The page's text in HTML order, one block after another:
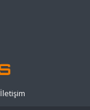
İletişim